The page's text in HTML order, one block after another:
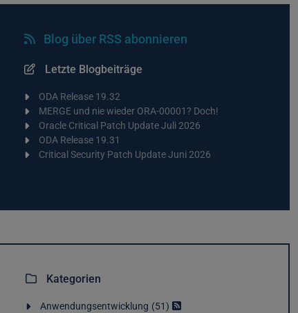
Blog über RSS abonnieren
Letzte Blogbeiträge
ODA Release 19.32
MERGE und nie wieder ORA-00001? Doch!
Oracle Critical Patch Update Juli 2026
ODA Release 19.31
Critical Security Patch Update Juni 2026
Kategorien
Anwendungsentwicklung 51